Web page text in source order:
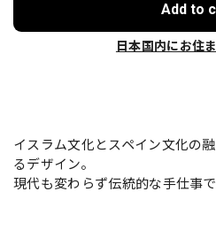
Add to
日本国内にお住
イスラム文化とスペイン文化の
るデザイン。
現代も変わらず伝統的な手仕事で